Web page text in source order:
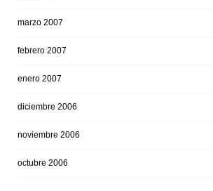
marzo 2007
febrero 2007
enero 2007
diciembre 2006
noviembre 2006
octubre 2006